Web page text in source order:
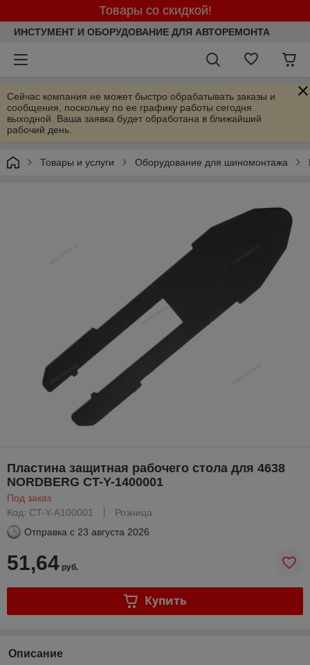
Товары со скидкой!
ИНСТУМЕНТ И ОБОРУДОВАНИЕ ДЛЯ АВТОРЕМОНТА
Сейчас компания не может быстро обрабатывать заказы и
сообщения, поскольку по ее графику работы сегодня
выходной. Ваша заявка будет обработана в ближайший
рабочий день.
Товары и услуги Оборудование для шиномонтажа
Пластина защитная рабочего стола для 4638
NORDBERG CT-Y-1400001
Под заказ
Код: CT-Y-A100001
Розница
Отправка с 23 августа 2026
51,64 руб.
Купить
Описание